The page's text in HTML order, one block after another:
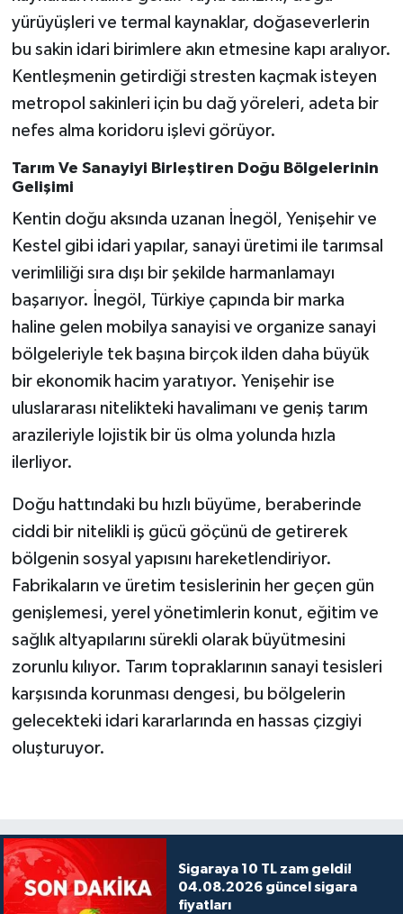
yürüyüşleri ve termal kaynaklar, doğaseverlerin
bu sakin idari birimlere akın etmesine kapı aralıyor.
Kentleşmenin getirdiği stresten kaçmak isteyen
metropol sakinleri için bu dağ yöreleri, adeta bir
nefes alma koridoru işlevi görüyor.
Tarım Ve Sanayiyi Birleştiren Doğu Bölgelerinin
Gelişimi
Kentin doğu aksında uzanan İnegöl, Yenişehir ve
Kestel gibi idari yapılar, sanayi üretimi ile tarımsal
verimliliği sıra dışı bir şekilde harmanlamayı
başarıyor. İnegöl, Türkiye çapında bir marka
haline gelen mobilya sanayisi ve organize sanayi
bölgeleriyle tek başına birçok ilden daha büyük
bir ekonomik hacim yaratıyor. Yenişehir ise
uluslararası nitelikteki havalimanı ve geniş tarım
arazileriyle lojistik bir üs olma yolunda hızla
ilerliyor.
Doğu hattındaki bu hızlı büyüme, beraberinde
ciddi bir nitelikli iş gücü göçünü de getirerek
bölgenin sosyal yapısını hareketlendiriyor.
Fabrikaların ve üretim tesislerinin her geçen gün
genişlemesi, yerel yönetimlerin konut, eğitim ve
sağlık altyapılarını sürekli olarak büyütmesini
zorunlu kılıyor. Tarım topraklarının sanayi tesisleri
karşısında korunması dengesi, bu bölgelerin
gelecekteki idari kararlarında en hassas çizgiyi
oluşturuyor.
Sigaraya 10 TL zam geldi!
04.08.2026 güncel sigara
fiyatları